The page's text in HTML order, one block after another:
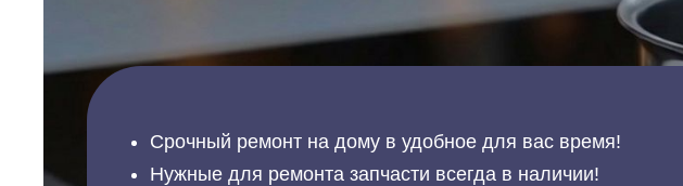
Срочный ремонт на дому в удобное для вас время!
Нужные для ремонта запчасти всегда в наличии!